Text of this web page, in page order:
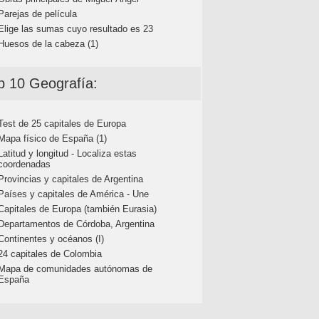
de película
las sumas cuyo resultado es 23
de la cabeza (1)
10 Geografía:
de 25 capitales de Europa
físico de España (1)
y longitud - Localiza estas
y capitales de Argentina
y capitales de América - Une
de Europa (también Eurasia)
de Córdoba, Argentina
y océanos (I)
capitales de Colombia
de comunidades autónomas de